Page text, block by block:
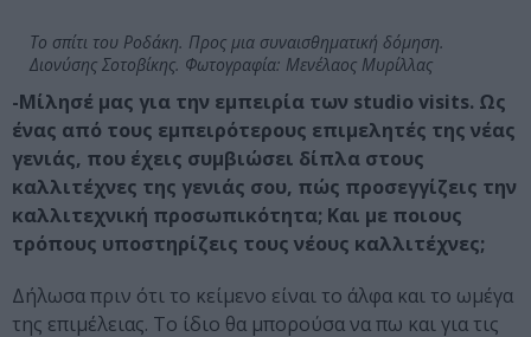
Το σπίτι του Ροδάκη. Προς μια συναισθηματική δόμηση.
Διονύσης Σοτοβίκης. Φωτογραφία: Μενέλαος Μυρίλλας
-Μίλησέ μας για την εμπειρία των studio visits. Ως
ένας από τους εμπειρότερους επιμελητές της νέας
γενιάς, που έχεις συμβιώσει δίπλα στους
καλλιτέχνες της γενιάς σου, πώς προσεγγίζεις την
καλλιτεχνική προσωπικότητα; Και με ποιους
τρόπους υποστηρίζεις τους νέους καλλιτέχνες;
Δήλωσα πριν ότι το κείμενο είναι το άλφα και το ωμέγα
της επιμέλειας. Το ίδιο θα μπορούσα να πω και για τις